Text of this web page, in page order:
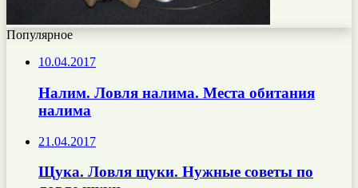
Популярное
10.04.2017
Налим. Ловля налима. Места обитания
налима
21.04.2017
Щука. Ловля щуки. Нужные советы по